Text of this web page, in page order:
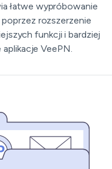
łatwe wypróbowanie
rozszerzenie
funkcji i bardziej
VeePN.